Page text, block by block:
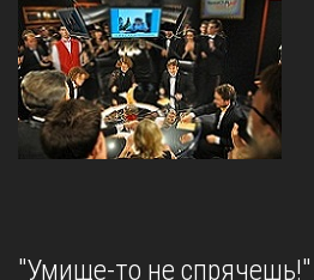
"Умище-то не спрячешь!"